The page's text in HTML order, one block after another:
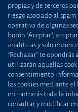
Uría Menéndez Abogados,
Libro de Inscripciones Folio
Mapa web
Política de privacidad
Protección contra
propias y de terceros
riesgo asociado al
operativa de algunas
botón "Aceptar",
analíticas y solo
“Rechazar” te opondrás
utilizarán aquellas
consentimiento
las cookies mediante
encontrarás toda la
consultar y modificar